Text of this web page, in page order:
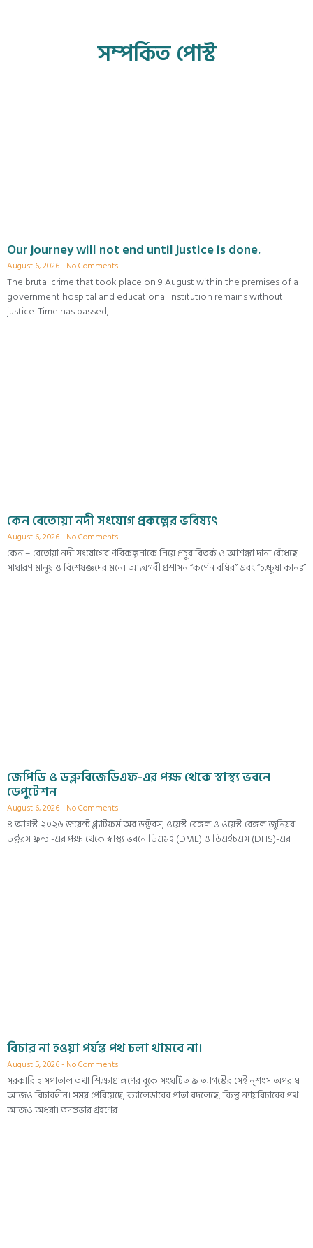
সম্পর্কিত পোস্ট
Our journey will not end until justice is done.
August 6, 2026 No Comments
The brutal crime that took place on 9 August within the premises of a
government hospital and educational institution remains without
justice. Time has passed,
কেন বেতোয়া নদী সংযোগ প্রকল্পের ভবিষ্যৎ
August 6, 2026 No Comments
কেন – বেতোয়া নদী সংযোগের পরিকল্পনাকে নিয়ে প্রচুর বিতর্ক ও আশঙ্কা দানা বেঁধেছে
সাধারণ মানুষ ও বিশেষজ্ঞদের মনে। আত্মগর্বী প্রশাসন “কর্ণেন বধির” এবং “চক্ষুষা কানঃ”
জেপিডি ও ডব্লুবিজেডিএফ-এর পক্ষ থেকে স্বাস্থ্য ভবনে
ডেপুটেশন
August 6, 2026 No Comments
৪ আগস্ট ২০২৬ জয়েন্ট প্ল্যাটফর্ম অব ডক্টরস, ওয়েস্ট বেঙ্গল ও ওয়েস্ট বেঙ্গল জুনিয়র
ডক্টরস ফ্রন্ট -এর পক্ষ থেকে স্বাস্থ্য ভবনে ডিএমই (DME) ও ডিএইচএস (DHS)-এর
বিচার না হওয়া পর্যন্ত পথ চলা থামবে না।
August 5, 2026 No Comments
সরকারি হাসপাতাল তথা শিক্ষাপ্রাঙ্গণের বুকে সংঘটিত ৯ আগস্টের সেই নৃশংস অপরাধ
আজও বিচারহীন। সময় পেরিয়েছে, ক্যালেন্ডারের পাতা বদলেছে, কিন্তু ন্যায়বিচারের পথ
আজও অধরা। তদন্তভার গ্রহণের